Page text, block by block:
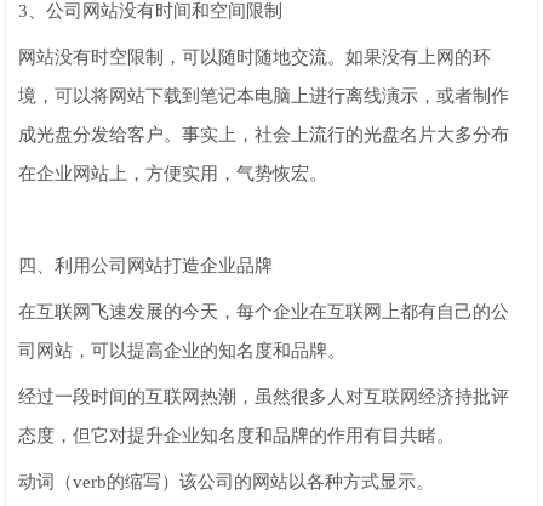
3、公司网站没有时间和空间限制
网站没有时空限制，可以随时随地交流。如果没有上网的环
境，可以将网站下载到笔记本电脑上进行离线演示，或者制作
成光盘分发给客户。事实上，社会上流行的光盘名片大多分布
在企业网站上，方便实用，气势恢宏。
四、利用公司网站打造企业品牌
在互联网飞速发展的今天，每个企业在互联网上都有自己的公
司网站，可以提高企业的知名度和品牌。
经过一段时间的互联网热潮，虽然很多人对互联网经济持批评
态度，但它对提升企业知名度和品牌的作用有目共睹。
动词（verb的缩写）该公司的网站以各种方式显示。